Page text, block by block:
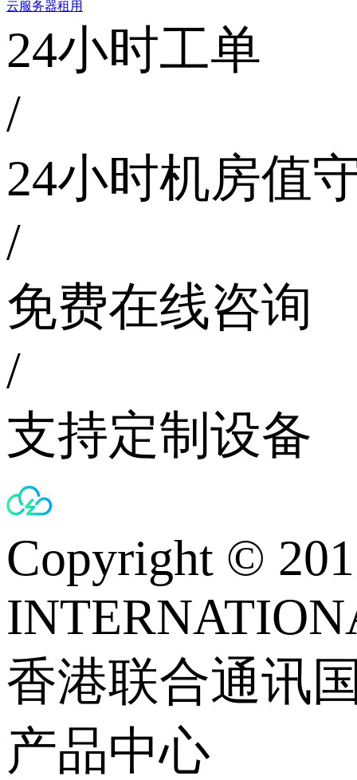
云服务器租用
24小时工单
/
24小时机房值
/
免费在线咨询
/
支持定制设备
Copyright ©
香港联合通讯
产品中心